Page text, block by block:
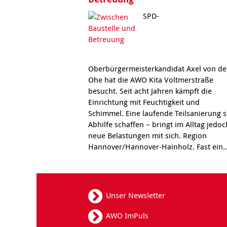
SPD-
Oberbürgermeisterkandidat Axel von
Ohe hat die AWO Kita Voltmerstraße
besucht. Seit acht Jahren kämpft die
Einrichtung mit Feuchtigkeit und
Schimmel. Eine laufende Teilsanierung
Abhilfe schaffen – bringt im Alltag
neue Belastungen mit sich. Region
Hannover/Hannover-Hainholz. Fast
Unser Newsletter
AWO ImPuls